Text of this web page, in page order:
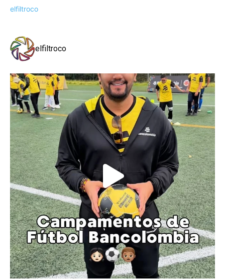
elfiltroco
elfiltroco